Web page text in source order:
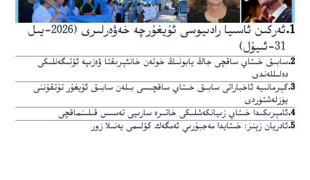
1
.
ئەركىن ئاسىيا رادىيوسى ئۇيغۇرچە خەۋەرلىرى (2026-يىل
31-ئىيۇل)
2
.سابىق خىتاي ساقچى جاڭ يابونىڭ خوتەن خانئېرىقتا ۋەزىپە ئۆتىگەنلىكى
دەلىللەندى
3
.گېرمانىيە ئاخباراتى سابىق خىتاي ساقچىسى بىلەن سابىق ئۇيغۇر تۇتقۇننى
يۈزلەشتۈردى
4
.ئامېرىكىدا خىتاي زىيانكەشلىكى خاتىرە سارىيى تەسىس قىلىنماقچى
5
.ئادريان زېنز: خىتايدا مەجبۇرىي ئەمگەك كۆلىمى يەنىلا زور